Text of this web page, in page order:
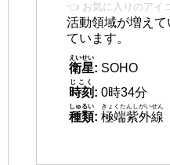
👈 お気に入りのアイ
活動領域が増え
ています。
衛星
えいせい
: SOHO
時刻
じこく
: 0時34分
種類
しゅるい
: 極端紫外線
きょくたんしがいせん